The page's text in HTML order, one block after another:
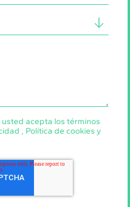
usted acepta los términos
, Política de cookies y